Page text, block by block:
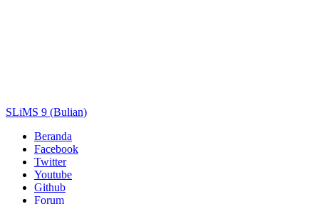
SLiMS 9 (Bulian)
Beranda
Facebook
Twitter
Youtube
Github
Forum